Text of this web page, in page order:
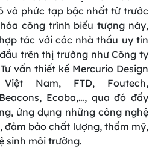
và phức tạp bậc nhất từ trước
công trình biểu tượng này,
tác với các nhà thầu uy tín
trên thị trường như Công ty
vấn thiết kế Mercurio Design
Nam, FTD, Foutech,
Ecoba,…, qua đó đẩy
ứng dụng những công nghệ
đảm bảo chất lượng, thẩm mỹ,
sinh môi trường.